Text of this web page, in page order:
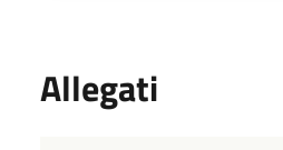
Allegati